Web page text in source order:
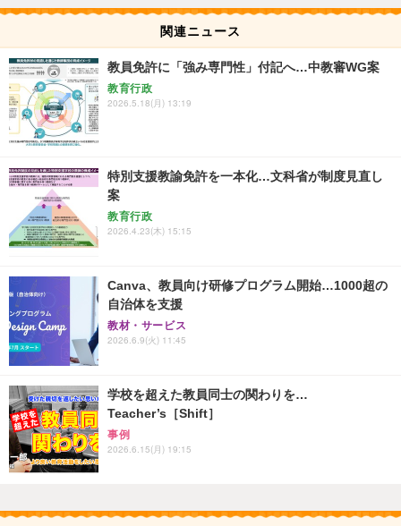
関連ニュース
教員免許に「強み専門性」付記へ…中教審WG案
教育行政
2026.5.18(月) 13:19
特別支援教諭免許を一本化…文科省が制度見直し
案
教育行政
2026.4.23(木) 15:15
Canva、教員向け研修プログラム開始…1000超の
自治体を支援
教材・サービス
2026.6.9(火) 11:45
学校を超えた教員同士の関わりを…
Teacher’s［Shift］
事例
2026.6.15(月) 19:15